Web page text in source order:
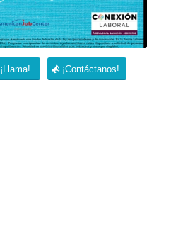
¡Llama! ¡Contáctanos!